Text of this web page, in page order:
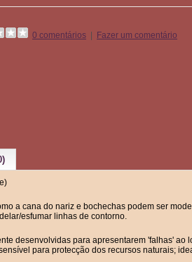
0 comentários Fazer um comentário
a cana do nariz e bochechas podem ser
esfumar linhas de contorno.
desenvolvidas para apresentarem 'falhas' ao
para protecção dos recursos naturais;